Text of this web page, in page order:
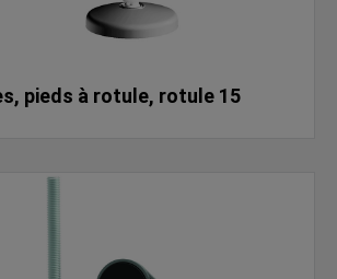
pieds à rotule, rotule 15